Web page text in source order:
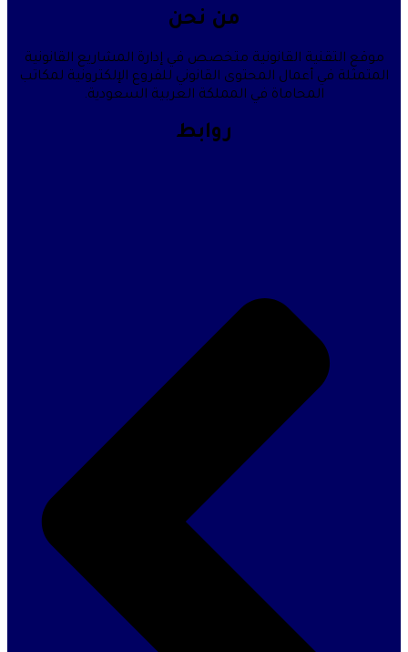
القانونية متخصص في إدارة المشاريع القانونية
أعمال المحتوى القانوني للفروع الإلكترونية لمكاتب
المحاماة في المملكة العربية السعودية.